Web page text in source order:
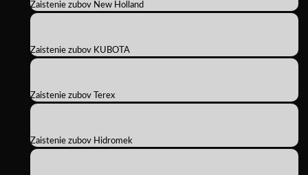
Zaistenie zubov New Holland
Zaistenie zubov KUBOTA
Zaistenie zubov Terex
Zaistenie zubov Hidromek